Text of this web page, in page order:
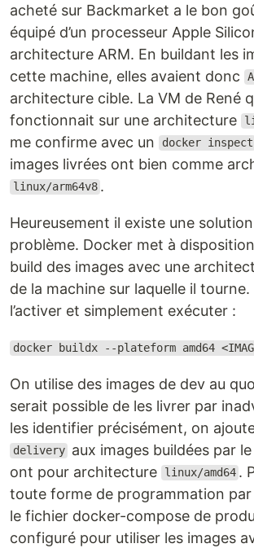
acheté sur Backmarket a le bon
équipé d’un processeur Apple
architecture ARM. En buildant les
cette machine, elles avaient donc
architecture cible. La VM de René
fonctionnait sur une architecture
me confirme avec un
docker inspect
images livrées ont bien comme
linux/arm64v8 .
Heureusement il existe une
problème. Docker met à
build des images avec une
de la machine sur laquelle il
l’activer et simplement exécuter :
docker buildx --plateform amd64
On utilise des images de dev au
serait possible de les livrer par
les identifier précisément, on
delivery aux images buildées par
ont pour architecture
linux/amd64 .
toute forme de programmation
le fichier docker-compose de
configuré pour utiliser les images